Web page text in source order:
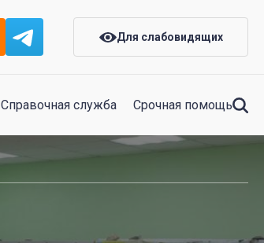
Для слабовидящих
Справочная служба Срочная помощь